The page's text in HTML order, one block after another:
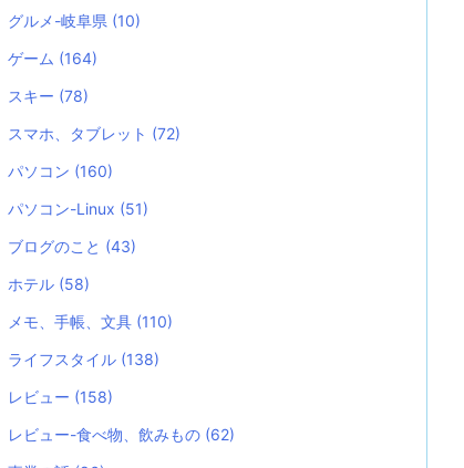
グルメ-岐阜県 (10)
ゲーム (164)
スキー (78)
スマホ、タブレット (72)
パソコン (160)
パソコン-Linux (51)
ブログのこと (43)
ホテル (58)
メモ、手帳、文具 (110)
ライフスタイル (138)
レビュー (158)
レビュー-食べ物、飲みもの (62)